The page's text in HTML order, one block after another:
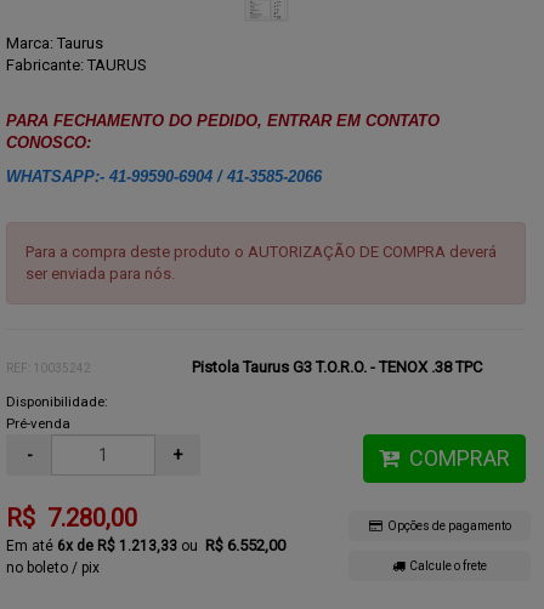
Marca: Taurus
Fabricante: TAURUS
PARA FECHAMENTO DO PEDIDO, ENTRAR EM CONTATO
CONOSCO:
WHATSAPP:- 41-99590-6904 / 41-3585-2066
Para a compra deste produto o AUTORIZAÇÃO DE COMPRA deverá
ser enviada para nós.
REF: 10035242 Pistola Taurus G3 T.O.R.O. - TENOX .38 TPC
Disponibilidade:
Pré-venda
- + COMPRAR
R$ 7.280,00
6x de R$ 1.213,33 R$ 6.552,00
no boleto / pix
Opções de pagamento
Calcule o frete